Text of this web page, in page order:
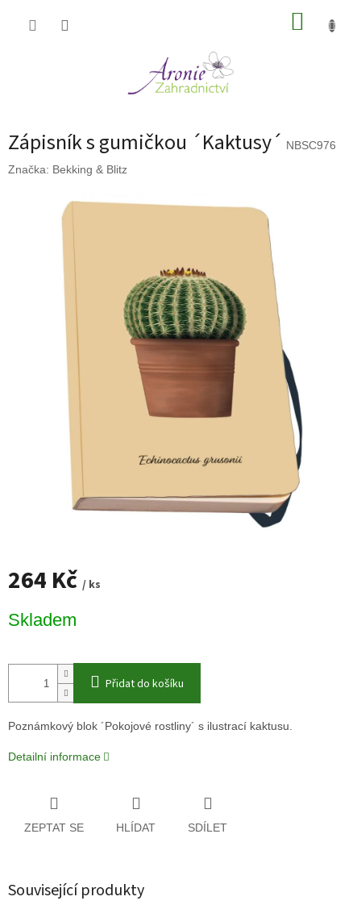
Zápisník s gumičkou ´Kaktusy´ NBSC976
Značka: Bekking & Blitz
264 Kč / ks
cena:
Skladem
Přidat do košíku
Poznámkový blok ´Pokojové rostliny´ s ilustrací kaktusu.
Detailní informace
ZEPTAT SE HLÍDAT SDÍLET
Související produkty